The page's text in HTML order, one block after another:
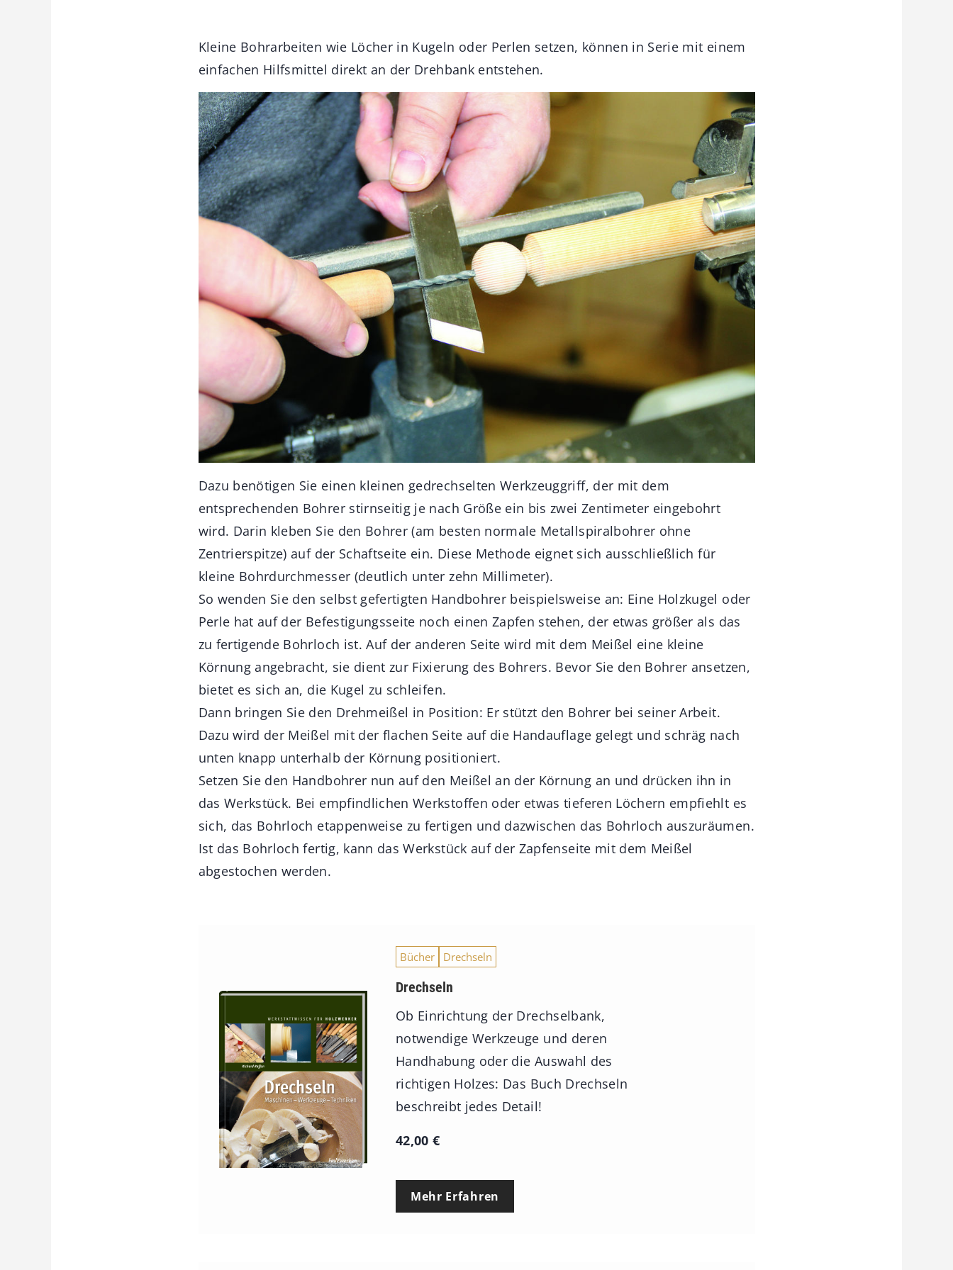
Kleine Bohrarbeiten wie Löcher in Kugeln oder Perlen setzen, können in Serie mit einem
einfachen Hilfsmittel direkt an der Drehbank entstehen.
Dazu benötigen Sie einen kleinen gedrechselten Werkzeuggriff, der mit dem
entsprechenden Bohrer stirnseitig je nach Größe ein bis zwei Zentimeter eingebohrt
wird. Darin kleben Sie den Bohrer (am besten normale Metallspiralbohrer ohne
Zentrierspitze) auf der Schaftseite ein. Diese Methode eignet sich ausschließlich für
kleine Bohrdurchmesser (deutlich unter zehn Millimeter).
So wenden Sie den selbst gefertigten Handbohrer beispielsweise an: Eine Holzkugel oder
Perle hat auf der Befestigungsseite noch einen Zapfen stehen, der etwas größer als das
zu fertigende Bohrloch ist. Auf der anderen Seite wird mit dem Meißel eine kleine
Körnung angebracht, sie dient zur Fixierung des Bohrers. Bevor Sie den Bohrer ansetzen,
bietet es sich an, die Kugel zu schleifen.
Dann bringen Sie den Drehmeißel in Position: Er stützt den Bohrer bei seiner Arbeit.
Dazu wird der Meißel mit der flachen Seite auf die Handauflage gelegt und schräg nach
unten knapp unterhalb der Körnung positioniert.
Setzen Sie den Handbohrer nun auf den Meißel an der Körnung an und drücken ihn in
das Werkstück. Bei empfindlichen Werkstoffen oder etwas tieferen Löchern empfiehlt es
sich, das Bohrloch etappenweise zu fertigen und dazwischen das Bohrloch auszuräumen.
Ist das Bohrloch fertig, kann das Werkstück auf der Zapfenseite mit dem Meißel
abgestochen werden.
Bücher Drechseln
Drechseln
Ob Einrichtung der Drechselbank,
notwendige Werkzeuge und deren
Handhabung oder die Auswahl des
richtigen Holzes: Das Buch Drechseln
beschreibt jedes Detail!
42,00 €
Mehr Erfahren